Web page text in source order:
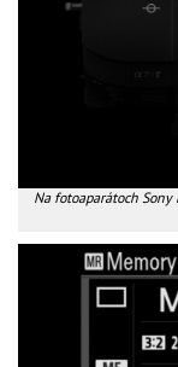
Na fotoaparátoch